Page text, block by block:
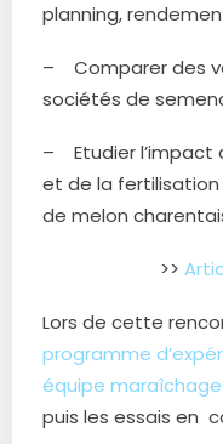
planning,
– Comparer des
sociétés de
– Etudier l’impact
et de la
de melon
>>
Lors de cette
programme
équipe maraîchage
puis les essais en